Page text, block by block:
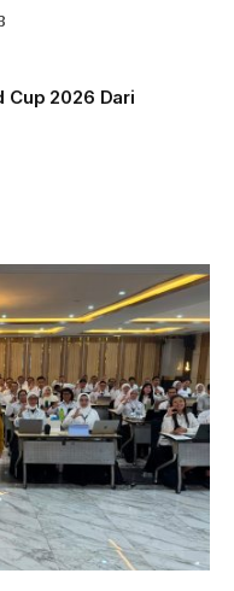
Cup 2026 Dari